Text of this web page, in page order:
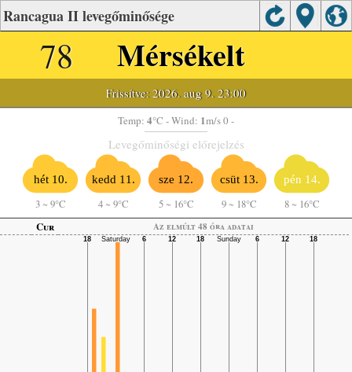
Rancagua II levegőminősége
78 Mérsékelt
Frissítve: 2026. aug 9. 23:00
Temp: 4°C - Wind: 1m/s 0 -
Levegőminőségi előrejelzés
hét 10.
3 ~ 9°C
kedd 11.
4 ~ 9°C
sze 12.
5 ~ 16°C
csüt 13.
9 ~ 18°C
pén 14.
8 ~ 16°C
Cur
Az elmúlt 48 óra adatai